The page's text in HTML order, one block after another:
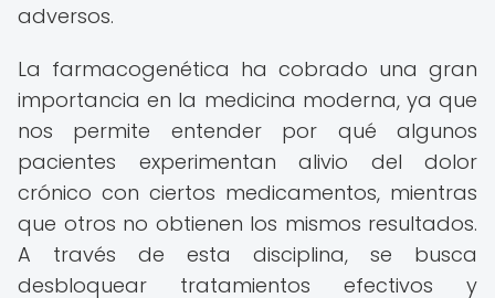
adversos.
La farmacogenética ha cobrado una gran
importancia en la medicina moderna, ya que
nos permite entender por qué algunos
pacientes experimentan alivio del dolor
crónico con ciertos medicamentos, mientras
que otros no obtienen los mismos resultados.
A través de esta disciplina, se busca
desbloquear tratamientos efectivos y